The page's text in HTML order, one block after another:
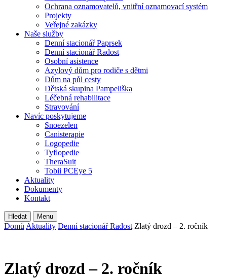
Ochrana oznamovatelů, vnitřní oznamovací systém
Projekty
Veřejné zakázky
Naše služby
Denní stacionář Paprsek
Denní stacionář Radost
Osobní asistence
Azylový dům pro rodiče s dětmi
Dům na půl cesty
Dětská skupina Pampeliška
Léčebná rehabilitace
Stravování
Navíc poskytujeme
Snoezelen
Canisterapie
Logopedie
Tyflopedie
TheraSuit
Tobii PCEye 5
Aktuality
Dokumenty
Kontakt
Hledat Menu
Domů Aktuality Denní stacionář Radost Zlatý drozd – 2. ročník
Zlatý drozd – 2. ročník